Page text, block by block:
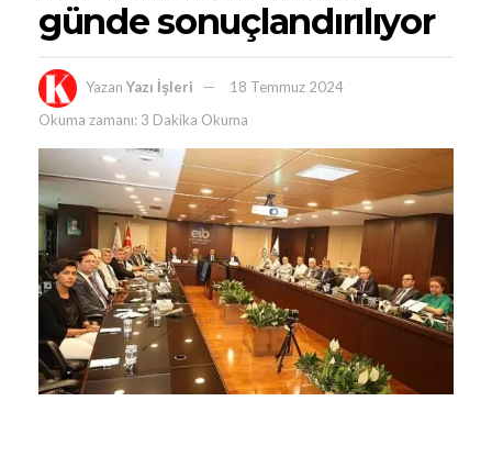
günde sonuçlandırılıyor
Yazan Yazı İşleri
18 Temmuz 2024
Okuma zamanı: 3 Dakika Okuma